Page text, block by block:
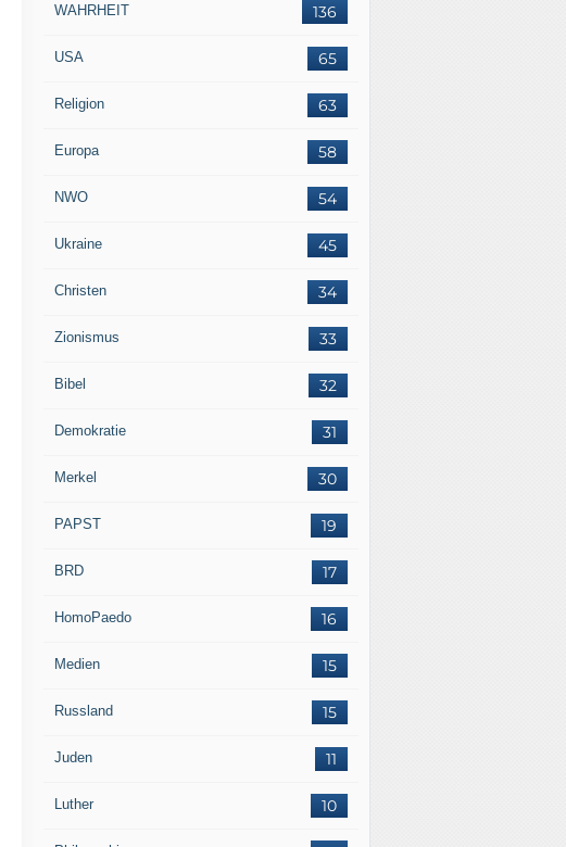
136
WAHRHEIT
65
USA
63
Religion
58
Europa
54
NWO
45
Ukraine
34
Christen
33
Zionismus
32
Bibel
31
Demokratie
30
Merkel
19
PAPST
17
BRD
16
HomoPaedo
15
Medien
15
Russland
11
Juden
10
Luther